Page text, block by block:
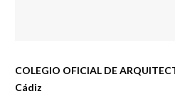
COLEGIO OFICIAL DE
Cádiz